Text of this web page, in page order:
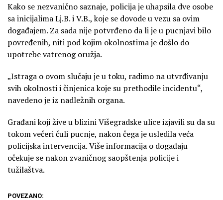
Kako se nezvanično saznaje, policija je uhapsila dve osobe
sa inicijalima Lj.B. i V.B., koje se dovode u vezu sa ovim
događajem. Za sada nije potvrđeno da li je u pucnjavi bilo
povređenih, niti pod kojim okolnostima je došlo do
upotrebe vatrenog oružja.
„Istraga o ovom slučaju je u toku, radimo na utvrđivanju
svih okolnosti i činjenica koje su prethodile incidentu“,
navedeno je iz nadležnih organa.
Građani koji žive u blizini Višegradske ulice izjavili su da su
tokom večeri čuli pucnje, nakon čega je usledila veća
policijska intervencija. Više informacija o događaju
očekuje se nakon zvaničnog saopštenja policije i
tužilaštva.
POVEZANO: